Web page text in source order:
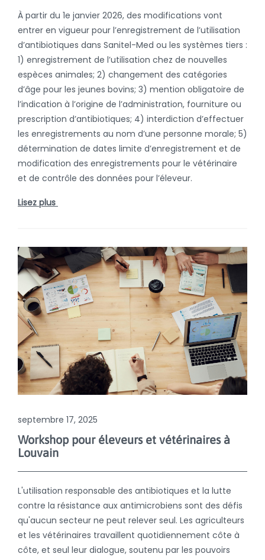
À partir du 1e janvier 2026, des modifications vont
entrer en vigueur pour l’enregistrement de l’utilisation
d’antibiotiques dans Sanitel-Med ou les systèmes tiers :
1) enregistrement de l’utilisation chez de nouvelles
espèces animales; 2) changement des catégories
d’âge pour les jeunes bovins; 3) mention obligatoire de
l’indication à l’origine de l’administration, fourniture ou
prescription d’antibiotiques; 4) interdiction d’effectuer
les enregistrements au nom d’une personne morale; 5)
détermination de dates limite d’enregistrement et de
modification des enregistrements pour le vétérinaire
et de contrôle des données pour l’éleveur.
Lisez plus
septembre 17, 2025
Workshop pour éleveurs et vétérinaires à
Louvain
L'utilisation responsable des antibiotiques et la lutte
contre la résistance aux antimicrobiens sont des défis
qu'aucun secteur ne peut relever seul. Les agriculteurs
et les vétérinaires travaillent quotidiennement côte à
côte, et seul leur dialogue, soutenu par les pouvoirs